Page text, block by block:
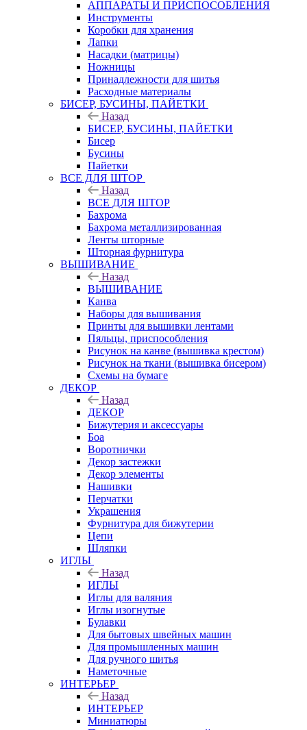
АППАРАТЫ И ПРИСПОСОБЛЕНИЯ
Инструменты
Коробки для хранения
Лапки
Насадки (матрицы)
Ножницы
Принадлежности для шитья
Расходные материалы
БИСЕР, БУСИНЫ, ПАЙЕТКИ
Назад
БИСЕР, БУСИНЫ, ПАЙЕТКИ
Бисер
Бусины
Пайетки
ВСЕ ДЛЯ ШТОР
Назад
ВСЕ ДЛЯ ШТОР
Бахрома
Бахрома металлизированная
Ленты шторные
Шторная фурнитура
ВЫШИВАНИЕ
Назад
ВЫШИВАНИЕ
Канва
Наборы для вышивания
Принты для вышивки лентами
Пяльцы, приспособления
Рисунок на канве (вышивка крестом)
Рисунок на ткани (вышивка бисером)
Схемы на бумаге
ДЕКОР
Назад
ДЕКОР
Бижутерия и аксессуары
Боа
Воротнички
Декор застежки
Декор элементы
Нашивки
Перчатки
Украшения
Фурнитура для бижутерии
Цепи
Шляпки
ИГЛЫ
Назад
ИГЛЫ
Иглы для валяния
Иглы изогнутые
Булавки
Для бытовых швейных машин
Для промышленных машин
Для ручного шитья
Наметочные
ИНТЕРЬЕР
Назад
ИНТЕРЬЕР
Миниатюры